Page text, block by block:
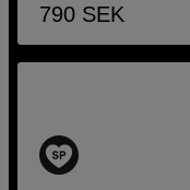
790 SEK